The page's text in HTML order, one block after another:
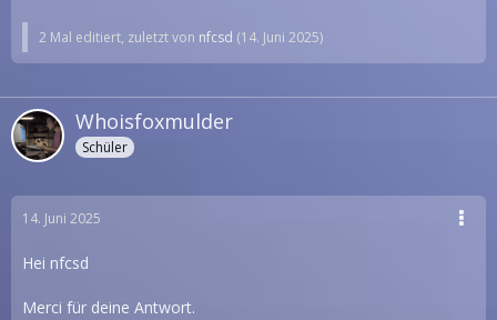
2 Mal editiert, zuletzt von nfcsd (14. Juni 2025)
Whoisfoxmulder
Schüler
14. Juni 2025
Hei nfcsd
Merci für deine Antwort.